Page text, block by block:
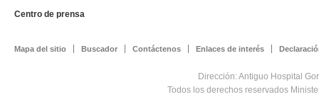
Centro de prensa
Mapa del sitio Buscador Contáctenos Enlaces de interés
Dirección: Antiguo Hospital
Todos los derechos reservados